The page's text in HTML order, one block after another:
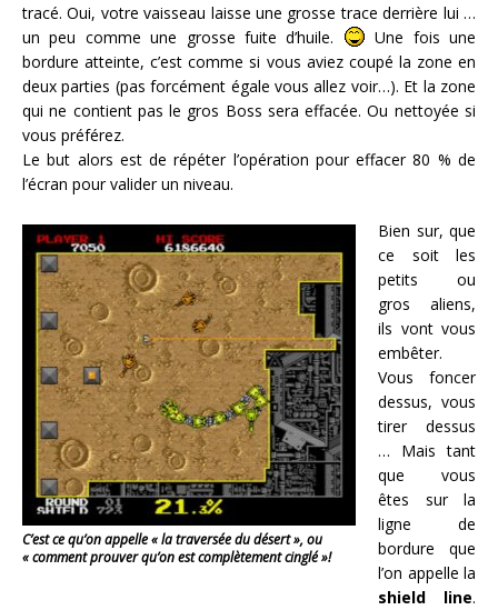
tracé. Oui, votre vaisseau laisse une grosse trace derrière lui …
un peu comme une grosse fuite d’huile.
Une fois une
bordure atteinte, c’est comme si vous aviez coupé la zone en
deux parties (pas forcément égale vous allez voir…). Et la zone
qui ne contient pas le gros Boss sera effacée. Ou nettoyée si
vous préférez.
Le but alors est de répéter l’opération pour effacer 80 % de
l’écran pour valider un niveau.
C’est ce qu’on appelle « la traversée du désert », ou
« comment prouver qu’on est complètement cinglé »!
Bien sur, que
ce soit les
petits ou
gros aliens,
ils vont vous
embêter.
Vous foncer
dessus, vous
tirer dessus
… Mais tant
que vous
êtes sur la
ligne de
bordure que
l’on appelle la
shield line.